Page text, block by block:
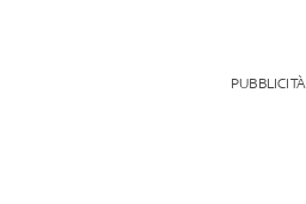
PUBBLICITÀ